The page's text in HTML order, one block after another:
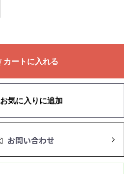
カートに入れる
お気に入りに追加
お問い合わせ